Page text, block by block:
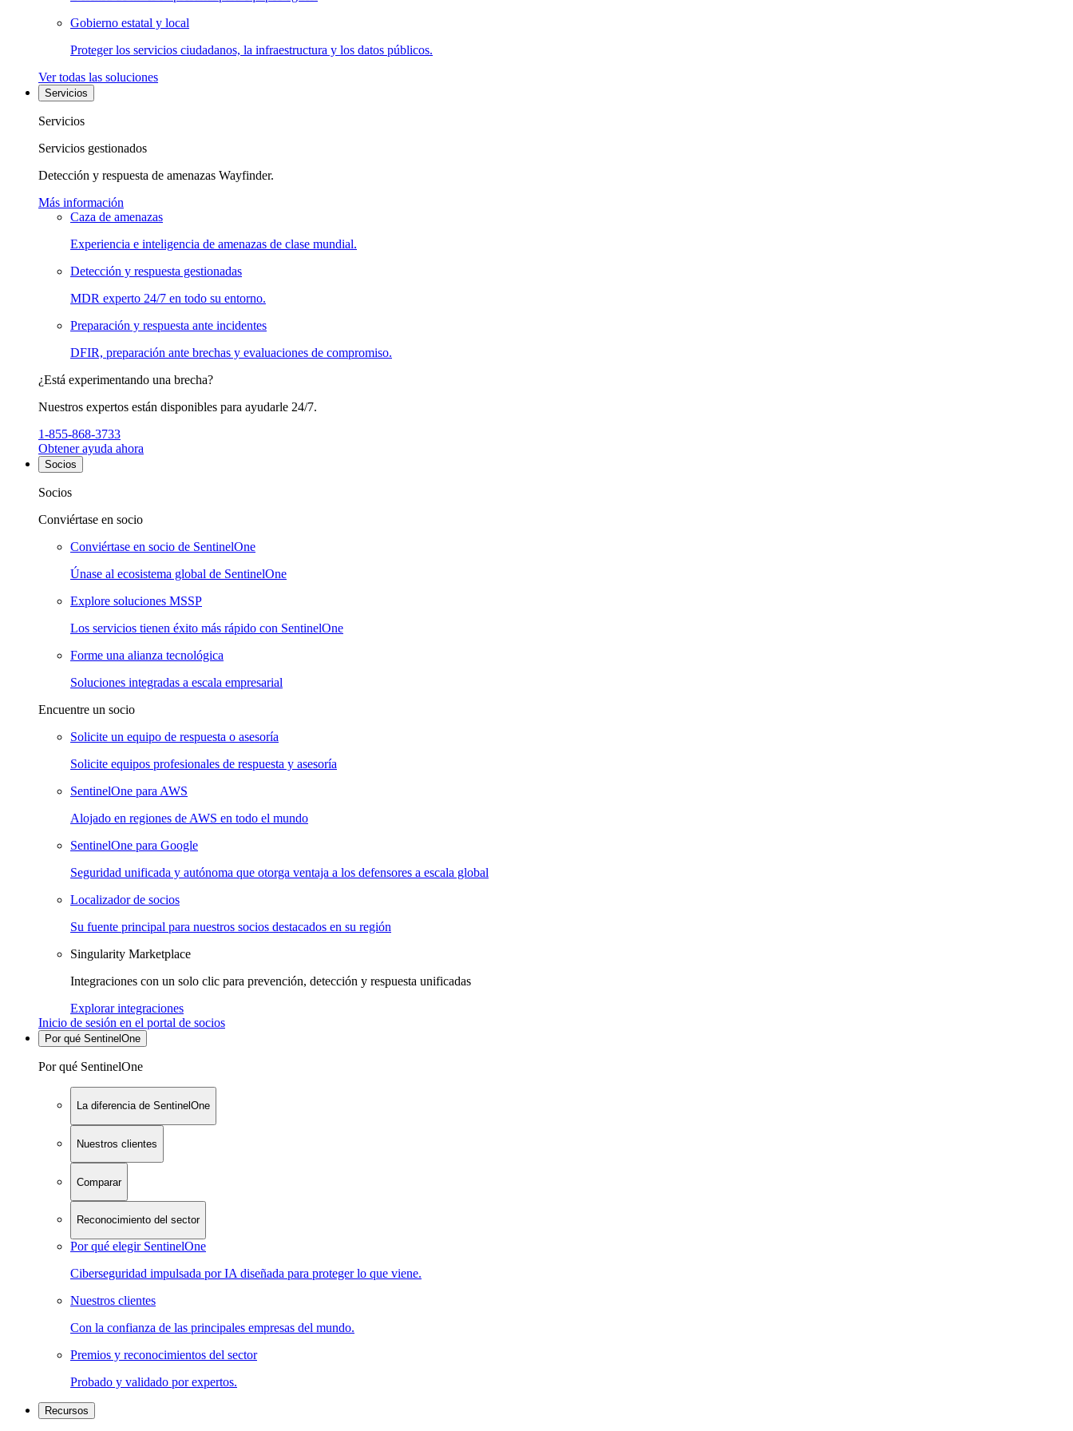
Gobierno estatal y local
Proteger los servicios ciudadanos, la infraestructura y los datos públicos.
Ver todas las soluciones
Servicios
Servicios
Servicios gestionados
Detección y respuesta de amenazas Wayfinder.
Más información
Caza de amenazas
Experiencia e inteligencia de amenazas de clase mundial.
Detección y respuesta gestionadas
MDR experto 24/7 en todo su entorno.
Preparación y respuesta ante incidentes
DFIR, preparación ante brechas y evaluaciones de compromiso.
¿Está experimentando una brecha?
Nuestros expertos están disponibles para ayudarle 24/7.
1-855-868-3733
Obtener ayuda ahora
Socios
Socios
Conviértase en socio
Conviértase en socio de SentinelOne
Únase al ecosistema global de SentinelOne
Explore soluciones MSSP
Los servicios tienen éxito más rápido con SentinelOne
Forme una alianza tecnológica
Soluciones integradas a escala empresarial
Encuentre un socio
Solicite un equipo de respuesta o asesoría
Solicite equipos profesionales de respuesta y asesoría
SentinelOne para AWS
Alojado en regiones de AWS en todo el mundo
SentinelOne para Google
Seguridad unificada y autónoma que otorga ventaja a los defensores a escala global
Localizador de socios
Su fuente principal para nuestros socios destacados en su región
Singularity Marketplace
Integraciones con un solo clic para prevención, detección y respuesta unificadas
Explorar integraciones
Inicio de sesión en el portal de socios
Por qué SentinelOne
Por qué SentinelOne
La diferencia de SentinelOne
Nuestros clientes
Comparar
Reconocimiento del sector
Por qué elegir SentinelOne
Ciberseguridad impulsada por IA diseñada para proteger lo que viene.
Nuestros clientes
Con la confianza de las principales empresas del mundo.
Premios y reconocimientos del sector
Probado y validado por expertos.
Recursos